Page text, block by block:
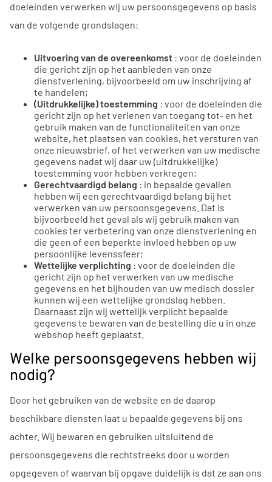
doeleinden verwerken wij uw persoonsgegevens op basis
van de volgende grondslagen:
Uitvoering van de overeenkomst : voor de doeleinden
die gericht zijn op het aanbieden van onze
dienstverlening, bijvoorbeeld om uw inschrijving af
te handelen;
(Uitdrukkelijke) toestemming : voor de doeleinden die
gericht zijn op het verlenen van toegang tot- en het
gebruik maken van de functionaliteiten van onze
website, het plaatsen van cookies, het versturen van
onze nieuwsbrief, of het verwerken van uw medische
gegevens nadat wij daar uw (uitdrukkelijke)
toestemming voor hebben verkregen;
Gerechtvaardigd belang : in bepaalde gevallen
hebben wij een gerechtvaardigd belang bij het
verwerken van uw persoonsgegevens. Dat is
bijvoorbeeld het geval als wij gebruik maken van
cookies ter verbetering van onze dienstverlening en
die geen of een beperkte invloed hebben op uw
persoonlijke levenssfeer;
Wettelijke verplichting : voor de doeleinden die
gericht zijn op het verwerken van uw medische
gegevens en het bijhouden van uw medisch dossier
kunnen wij een wettelijke grondslag hebben.
Daarnaast zijn wij wettelijk verplicht bepaalde
gegevens te bewaren van de bestelling die u in onze
webshop heeft geplaatst.
Welke persoonsgegevens hebben wij
nodig?
Door het gebruiken van de website en de daarop
beschikbare diensten laat u bepaalde gegevens bij ons
achter. Wij bewaren en gebruiken uitsluitend de
persoonsgegevens die rechtstreeks door u worden
opgegeven of waarvan bij opgave duidelijk is dat ze aan ons